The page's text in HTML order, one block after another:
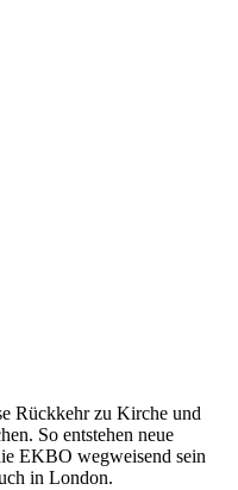
Rückkehr zu Kirche und
So entstehen neue
EKBO wegweisend sein
in London.